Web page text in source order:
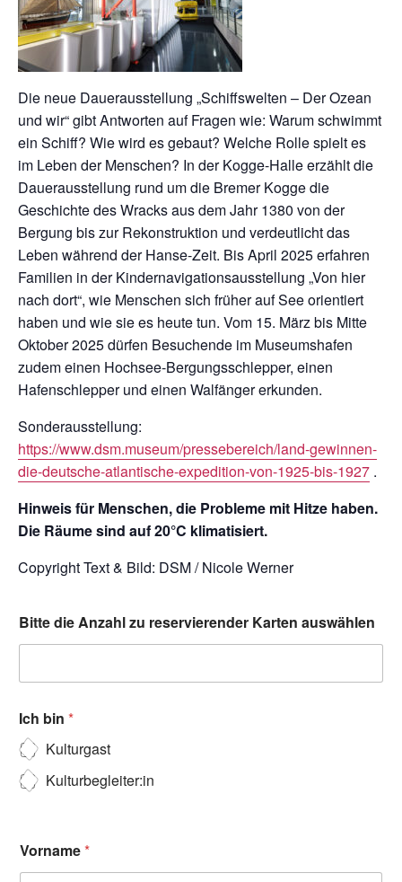
Die neue Dauerausstellung „Schiffswelten – Der Ozean
und wir“ gibt Antworten auf Fragen wie: Warum schwimmt
ein Schiff? Wie wird es gebaut? Welche Rolle spielt es
im Leben der Menschen? In der Kogge-Halle erzählt die
Dauerausstellung rund um die Bremer Kogge die
Geschichte des Wracks aus dem Jahr 1380 von der
Bergung bis zur Rekonstruktion und verdeutlicht das
Leben während der Hanse-Zeit. Bis April 2025 erfahren
Familien in der Kindernavigationsausstellung „Von hier
nach dort“, wie Menschen sich früher auf See orientiert
haben und wie sie es heute tun. Vom 15. März bis Mitte
Oktober 2025 dürfen Besuchende im Museumshafen
zudem einen Hochsee-Bergungsschlepper, einen
Hafenschlepper und einen Walfänger erkunden.
Sonderausstellung:
https://www.dsm.museum/pressebereich/land-gewinnen-
die-deutsche-atlantische-expedition-von-1925-bis-1927 .
Hinweis für Menschen, die Probleme mit Hitze haben.
Die Räume sind auf 20°C klimatisiert.
Copyright Text & Bild: DSM / Nicole Werner
Bitte die Anzahl zu reservierender Karten auswählen
Ich bin *
Kulturgast
Kulturbegleiter:in
Vorname*